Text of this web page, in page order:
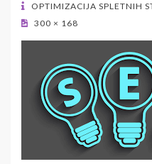
OPTIMIZACIJA SPLETNIH
300 × 168